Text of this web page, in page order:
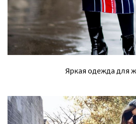
Яркая одежда для